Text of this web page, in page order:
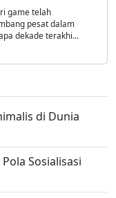
game telah
pesat dalam
dekade terakhi...
di Dunia
Sosialisasi